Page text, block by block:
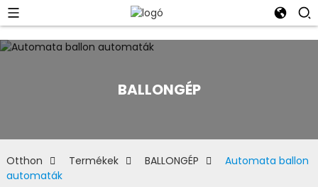
BALLONGÉP
Otthon Termékek BALLONGÉP
Automata ballon
automaták